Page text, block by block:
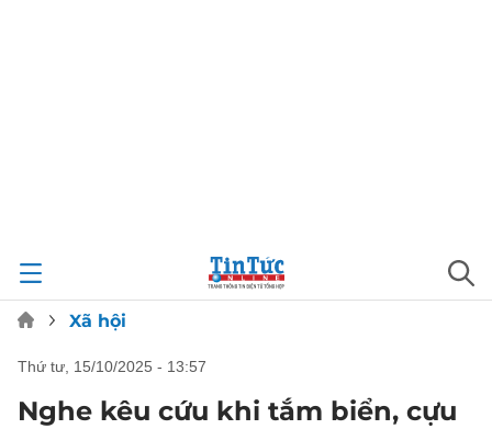
Xã hội
thứ tư, 15/10/2025 - 13:57
Nghe kêu cứu khi tắm biển, cựu